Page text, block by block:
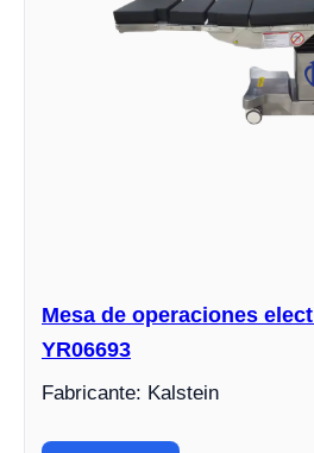
Mesa de operaciones
YR06693
Fabricante: Kalstein